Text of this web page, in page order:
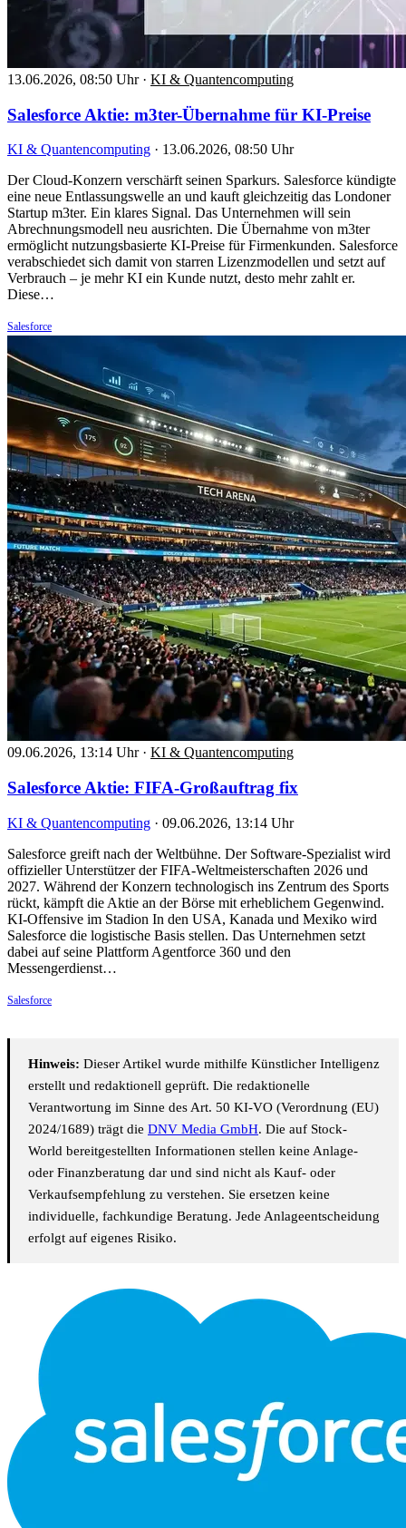
13.06.2026, 08:50 Uhr · KI & Quantencomputing
Salesforce Aktie: m3ter-Übernahme für KI-Preise
KI & Quantencomputing · 13.06.2026, 08:50 Uhr
Der Cloud-Konzern verschärft seinen Sparkurs. Salesforce kündigte
eine neue Entlassungswelle an und kauft gleichzeitig das Londoner
Startup m3ter. Ein klares Signal. Das Unternehmen will sein
Abrechnungsmodell neu ausrichten. Die Übernahme von m3ter
ermöglicht nutzungsbasierte KI-Preise für Firmenkunden. Salesforce
verabschiedet sich damit von starren Lizenzmodellen und setzt auf
Verbrauch – je mehr KI ein Kunde nutzt, desto mehr zahlt er.
Diese…
Salesforce
09.06.2026, 13:14 Uhr · KI & Quantencomputing
Salesforce Aktie: FIFA-Großauftrag fix
KI & Quantencomputing · 09.06.2026, 13:14 Uhr
Salesforce greift nach der Weltbühne. Der Software-Spezialist wird
offizieller Unterstützer der FIFA-Weltmeisterschaften 2026 und
2027. Während der Konzern technologisch ins Zentrum des Sports
rückt, kämpft die Aktie an der Börse mit erheblichem Gegenwind.
KI-Offensive im Stadion In den USA, Kanada und Mexiko wird
Salesforce die logistische Basis stellen. Das Unternehmen setzt
dabei auf seine Plattform Agentforce 360 und den
Messengerdienst…
Salesforce
Hinweis: Dieser Artikel wurde mithilfe Künstlicher Intelligenz
erstellt und redaktionell geprüft. Die redaktionelle
Verantwortung im Sinne des Art. 50 KI-VO (Verordnung (EU)
2024/1689) trägt die DNV Media GmbH. Die auf Stock-
World bereitgestellten Informationen stellen keine Anlage-
oder Finanzberatung dar und sind nicht als Kauf- oder
Verkaufsempfehlung zu verstehen. Sie ersetzen keine
individuelle, fachkundige Beratung. Jede Anlageentscheidung
erfolgt auf eigenes Risiko.